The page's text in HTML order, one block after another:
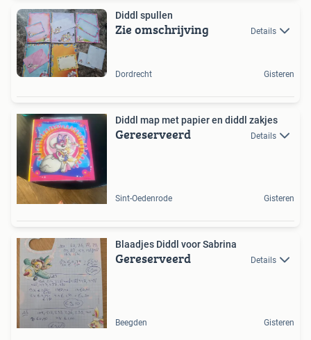
Diddl spullen
Zie omschrijving Details
Dordrecht Gisteren
Diddl map met papier en diddl zakjes
Gereserveerd Details
Sint-Oedenrode Gisteren
Blaadjes Diddl voor Sabrina
Gereserveerd Details
Beegden Gisteren